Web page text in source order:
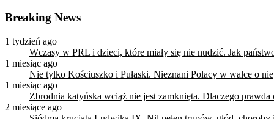
Breaking News
1 tydzień ago
Wczasy w PRL i dzieci, które miały się nie nudzić. Jak
1 miesiąc ago
Nie tylko Kościuszko i Pułaski. Nieznani Polacy w walce o
1 miesiąc ago
Zbrodnia katyńska wciąż nie jest zamknięta. Dlaczego
2 miesiące ago